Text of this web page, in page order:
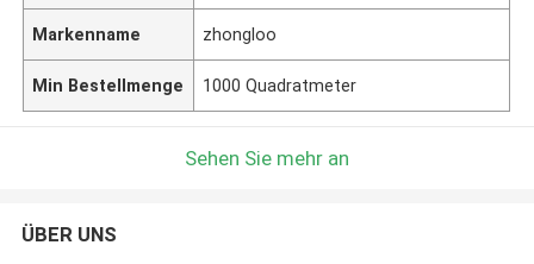
Markenname zhongloo
Min Bestellmenge 1000 Quadratmeter
Sehen Sie mehr an
ÜBER UNS